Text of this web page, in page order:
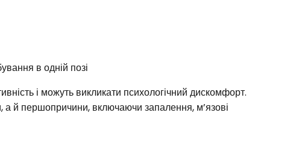
в одній позі
і можуть викликати психологічний дискомфорт.
й першопричини, включаючи запалення, м’язові